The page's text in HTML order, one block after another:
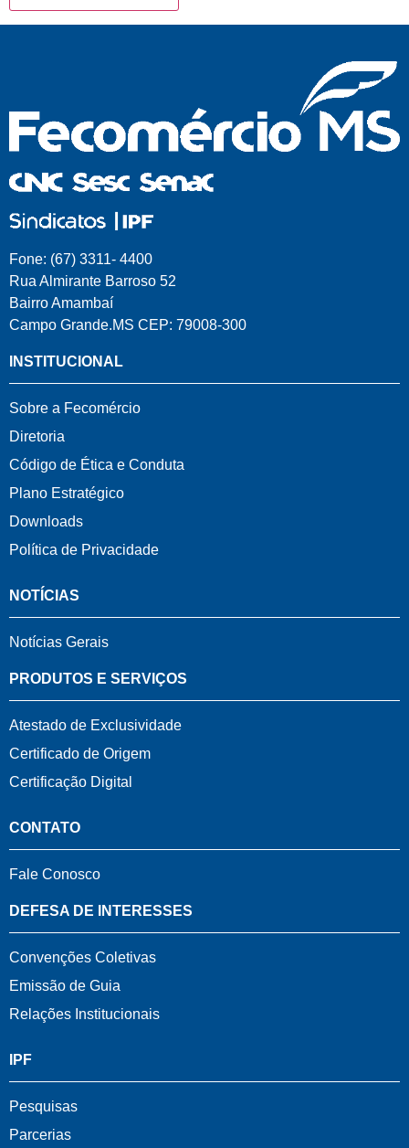
Fone: (67) 3311- 4400
Rua Almirante Barroso 52
Bairro Amambaí
Campo Grande.MS CEP: 79008-300
INSTITUCIONAL
Sobre a Fecomércio
Diretoria
Código de Ética e Conduta
Plano Estratégico
Downloads
Política de Privacidade
NOTÍCIAS
Notícias Gerais
PRODUTOS E SERVIÇOS
Atestado de Exclusividade
Certificado de Origem
Certificação Digital
CONTATO
Fale Conosco
DEFESA DE INTERESSES
Convenções Coletivas
Emissão de Guia
Relações Institucionais
IPF
Pesquisas
Parcerias